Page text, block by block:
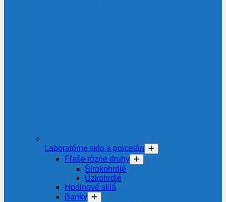
Laboratórne sklo a porcelán
Fľaše rôzne druhy
Širokohrdlé
Úzkohrdlé
Hodinové sklá
Banky